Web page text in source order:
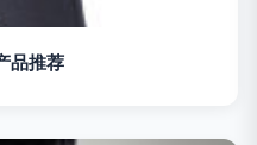
品推荐